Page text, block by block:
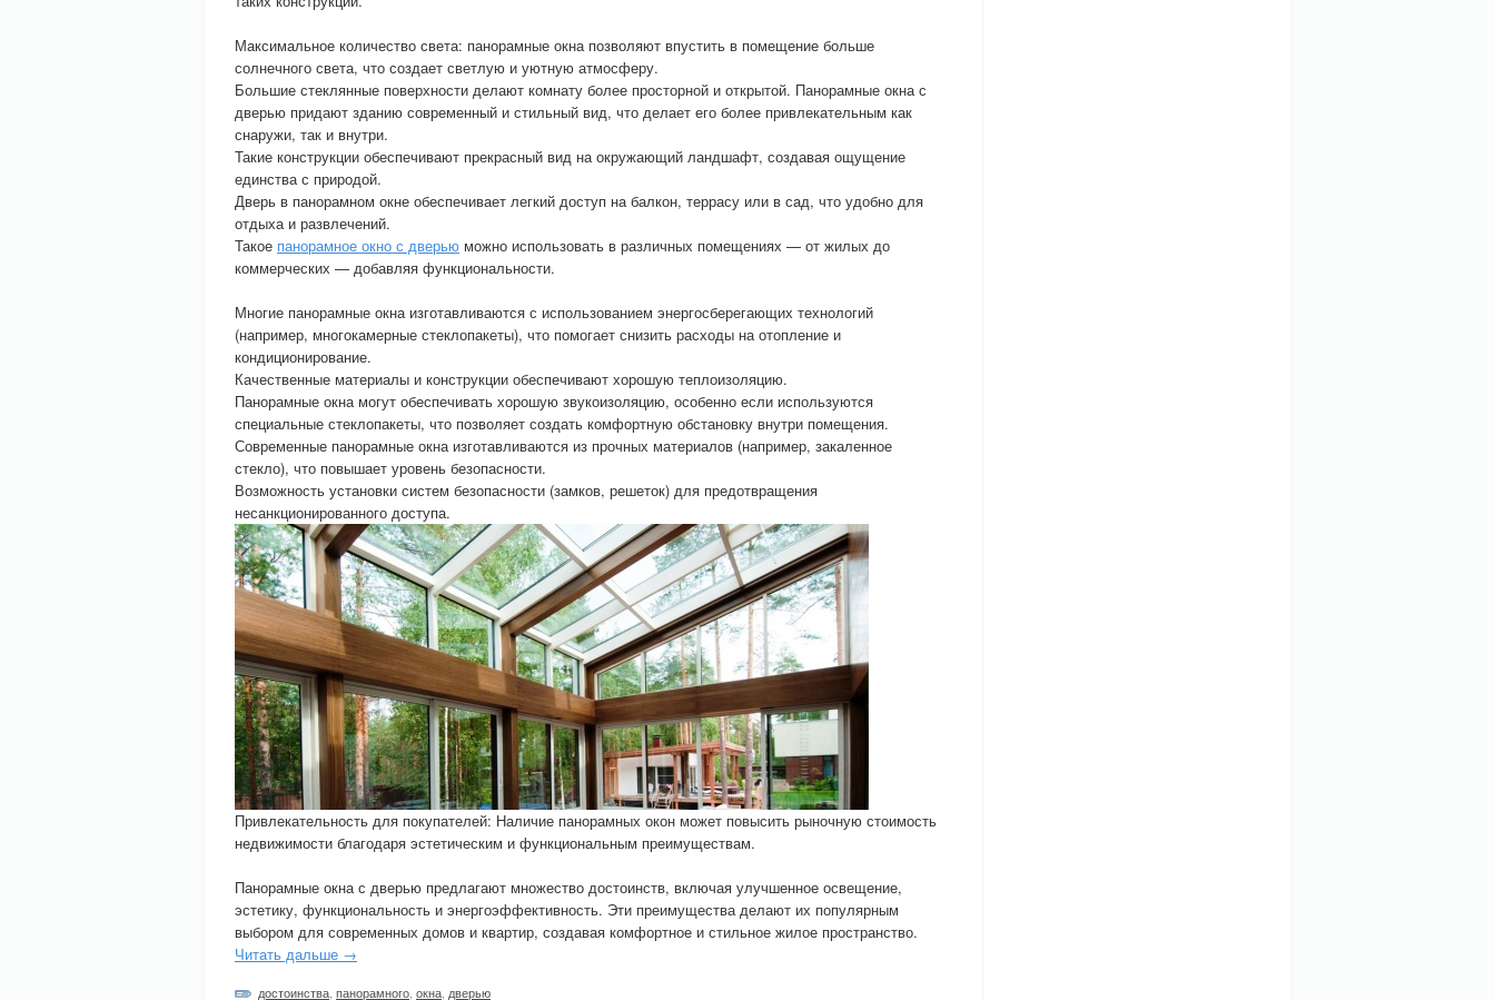
Максимальное количество света: панорамные окна позволяют впустить в помещение больше
солнечного света, что создает светлую и уютную атмосферу.
Большие стеклянные поверхности делают комнату более просторной и открытой. Панорамные окна с
дверью придают зданию современный и стильный вид, что делает его более привлекательным как
снаружи, так и внутри.
Такие конструкции обеспечивают прекрасный вид на окружающий ландшафт, создавая ощущение
единства с природой.
Дверь в панорамном окне обеспечивает легкий доступ на балкон, террасу или в сад, что удобно для
отдыха и развлечений.
Такое панорамное окно с дверью можно использовать в различных помещениях — от жилых до
коммерческих — добавляя функциональности.
Многие панорамные окна изготавливаются с использованием энергосберегающих технологий
(например, многокамерные стеклопакеты), что помогает снизить расходы на отопление и
кондиционирование.
Качественные материалы и конструкции обеспечивают хорошую теплоизоляцию.
Панорамные окна могут обеспечивать хорошую звукоизоляцию, особенно если используются
специальные стеклопакеты, что позволяет создать комфортную обстановку внутри помещения.
Современные панорамные окна изготавливаются из прочных материалов (например, закаленное
стекло), что повышает уровень безопасности.
Возможность установки систем безопасности (замков, решеток) для предотвращения
несанкционированного доступа.
Привлекательность для покупателей: Наличие панорамных окон может повысить рыночную стоимость
недвижимости благодаря эстетическим и функциональным преимуществам.
Панорамные окна с дверью предлагают множество достоинств, включая улучшенное освещение,
эстетику, функциональность и энергоэффективность. Эти преимущества делают их популярным
выбором для современных домов и квартир, создавая комфортное и стильное жилое пространство.
Читать дальше →
достоинства панорамного окна дверью